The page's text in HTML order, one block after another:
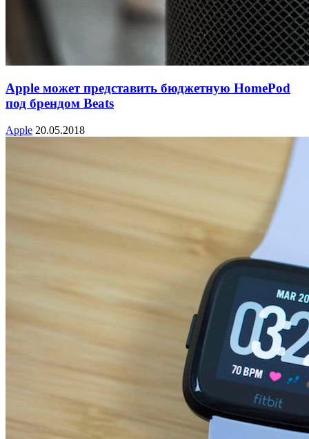
Apple может представить бюджетную HomePod
под брендом Beats
Apple 20.05.2018